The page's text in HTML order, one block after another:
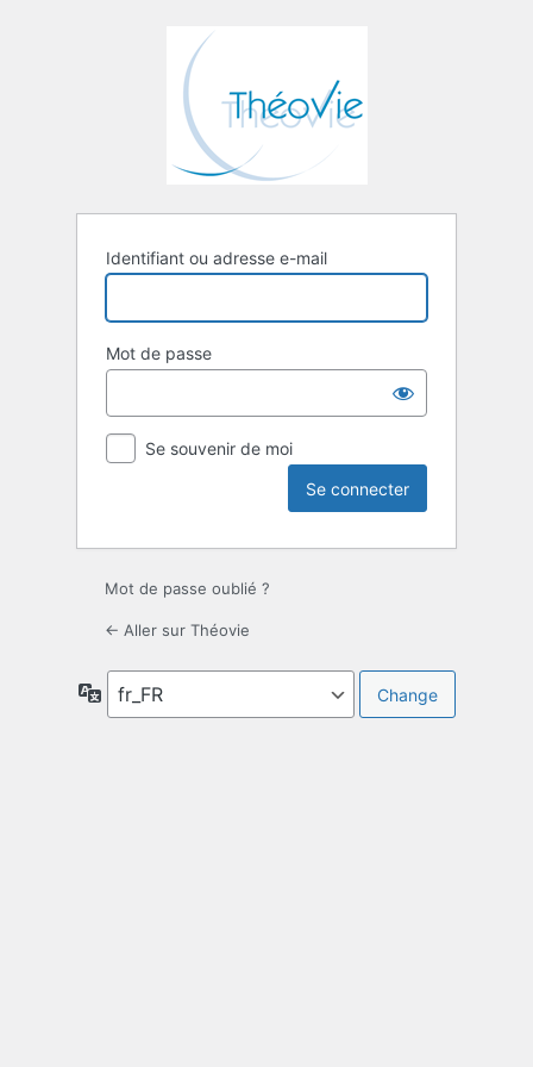
Identifiant ou adresse e-mail
Mot de passe
Se souvenir de moi
Mot de passe oublié ?
← Aller sur Théovie
Langue